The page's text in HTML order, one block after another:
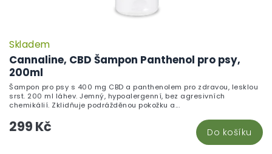
Cannaline, CBD Šampon Panthenol pro psy,
200ml
Skladem
299 Kč Do košíku
Šampon pro psy s 400 mg CBD a panthenolem pro zdravou, lesklou
srst. 200 ml láhev. Jemný, hypoalergenní, bez agresivních
chemikálií. Zklidňuje podrážděnou pokožku a...